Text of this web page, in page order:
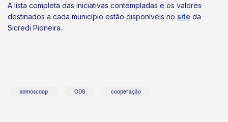
A lista completa das iniciativas contempladas e os valores
destinados a cada município estão disponíveis no site da
Sicredi Pioneira.
somoscoop ODS cooperação